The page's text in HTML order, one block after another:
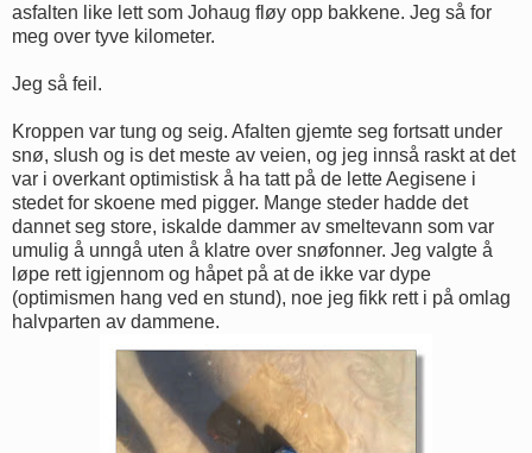
asfalten like lett som Johaug fløy opp bakkene. Jeg så for
meg over tyve kilometer.
Jeg så feil.
Kroppen var tung og seig. Afalten gjemte seg fortsatt under
snø, slush og is det meste av veien, og jeg innså raskt at det
var i overkant optimistisk å ha tatt på de lette Aegisene i
stedet for skoene med pigger. Mange steder hadde det
dannet seg store, iskalde dammer av smeltevann som var
umulig å unngå uten å klatre over snøfonner. Jeg valgte å
løpe rett igjennom og håpet på at de ikke var dype
(optimismen hang ved en stund), noe jeg fikk rett i på omlag
halvparten av dammene.